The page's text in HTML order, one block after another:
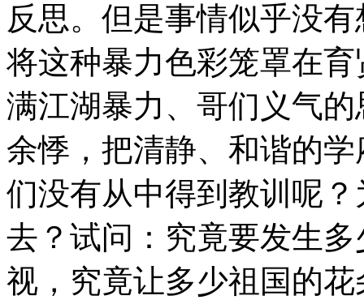
反思。但是事情似乎没
将这种暴力色彩笼罩在
满江湖暴力、哥们义气
余悸，把清静、和谐的
们没有从中得到教训呢
去？试问：究竟要发生
视，究竟让多少祖国的